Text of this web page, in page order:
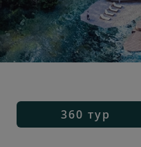
360 тур